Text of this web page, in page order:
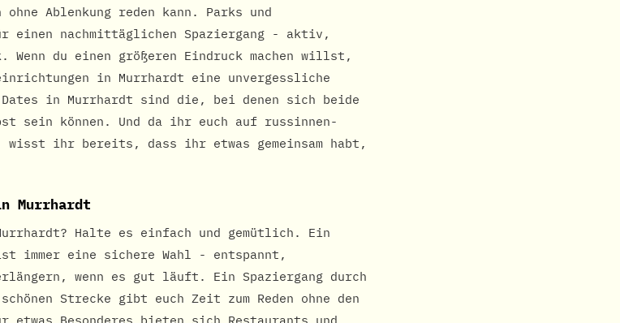
ohne Ablenkung reden kann. Parks und
einen nachmittäglichen Spaziergang - aktiv,
Wenn du einen größeren Eindruck machen willst,
in Murrhardt eine unvergessliche
Dates in Murrhardt sind die, bei denen sich beide
sein können. Und da ihr euch auf russinnen-
ihr bereits, dass ihr etwas gemeinsam habt,
Murrhardt
Halte es einfach und gemütlich. Ein
immer eine sichere Wahl - entspannt,
wenn es gut läuft. Ein Spaziergang durch
Strecke gibt euch Zeit zum Reden ohne den